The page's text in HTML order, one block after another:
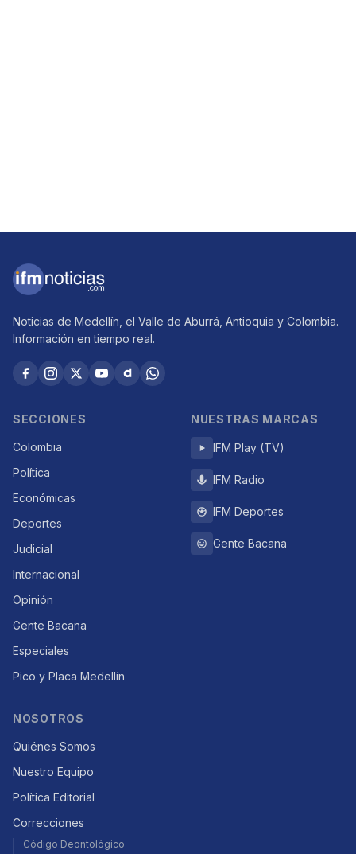
Noticias de Medellín, el Valle de Aburrá, Antioquia y Colombia.
Información en tiempo real.
SECCIONES
Colombia
Política
Económicas
Deportes
Judicial
Internacional
Opinión
Gente Bacana
Especiales
Pico y Placa Medellín
NUESTRAS MARCAS
IFM Play (TV)
IFM Radio
IFM Deportes
Gente Bacana
NOSOTROS
Quiénes Somos
Nuestro Equipo
Política Editorial
Correcciones
Código Deontológico